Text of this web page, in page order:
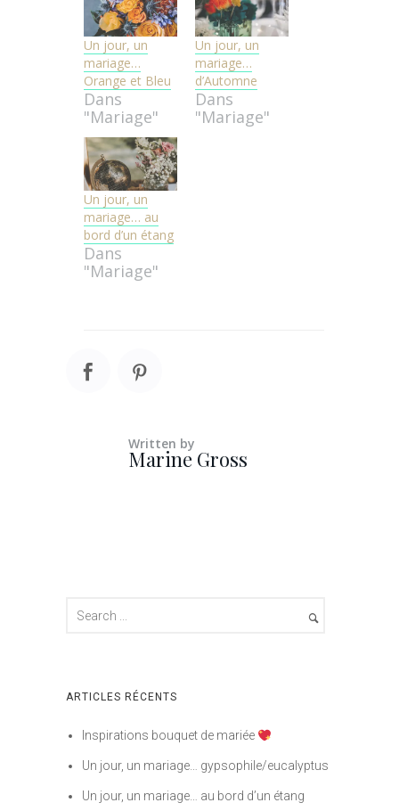
Un jour, un
mariage…
Orange et Bleu
Dans
"Mariage"
Un jour, un
mariage…
d’Automne
Dans
"Mariage"
Un jour, un
mariage… au
bord d’un étang
Dans
"Mariage"
Written by
Marine Gross
ARTICLES RÉCENTS
Inspirations bouquet de mariée
Un jour, un mariage… gypsophile/eucalyptus
Un jour, un mariage… au bord d’un étang